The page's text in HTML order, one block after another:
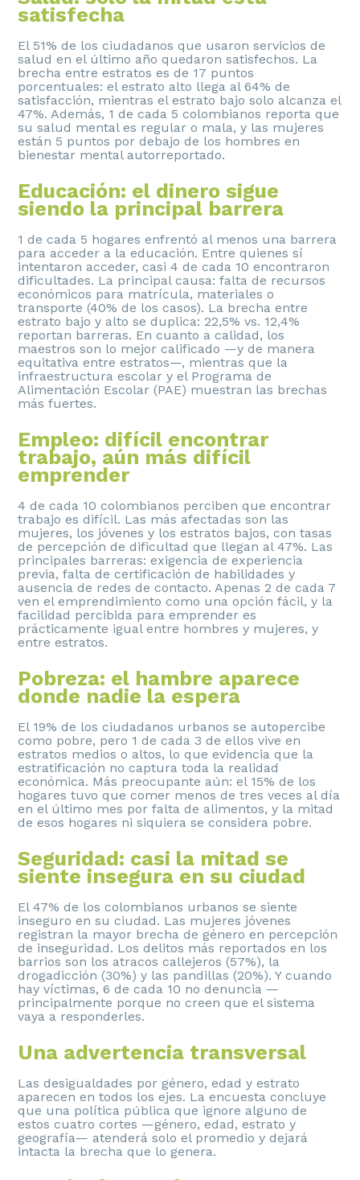
satisfecha
El 51% de los ciudadanos que usaron servicios de
salud en el último año quedaron satisfechos. La
brecha entre estratos es de 17 puntos
porcentuales: el estrato alto llega al 64% de
satisfacción, mientras el estrato bajo solo alcanza el
47%. Además, 1 de cada 5 colombianos reporta que
su salud mental es regular o mala, y las mujeres
están 5 puntos por debajo de los hombres en
bienestar mental autorreportado.
Educación: el dinero sigue
siendo la principal barrera
1 de cada 5 hogares enfrentó al menos una barrera
para acceder a la educación. Entre quienes sí
intentaron acceder, casi 4 de cada 10 encontraron
dificultades. La principal causa: falta de recursos
económicos para matrícula, materiales o
transporte (40% de los casos). La brecha entre
estrato bajo y alto se duplica: 22,5% vs. 12,4%
reportan barreras. En cuanto a calidad, los
maestros son lo mejor calificado —y de manera
equitativa entre estratos—, mientras que la
infraestructura escolar y el Programa de
Alimentación Escolar (PAE) muestran las brechas
más fuertes.
Empleo: difícil encontrar
trabajo, aún más difícil
emprender
4 de cada 10 colombianos perciben que encontrar
trabajo es difícil. Las más afectadas son las
mujeres, los jóvenes y los estratos bajos, con tasas
de percepción de dificultad que llegan al 47%. Las
principales barreras: exigencia de experiencia
previa, falta de certificación de habilidades y
ausencia de redes de contacto. Apenas 2 de cada 7
ven el emprendimiento como una opción fácil, y la
facilidad percibida para emprender es
prácticamente igual entre hombres y mujeres, y
entre estratos.
Pobreza: el hambre aparece
donde nadie la espera
El 19% de los ciudadanos urbanos se autopercibe
como pobre, pero 1 de cada 3 de ellos vive en
estratos medios o altos, lo que evidencia que la
estratificación no captura toda la realidad
económica. Más preocupante aún: el 15% de los
hogares tuvo que comer menos de tres veces al día
en el último mes por falta de alimentos, y la mitad
de esos hogares ni siquiera se considera pobre.
Seguridad: casi la mitad se
siente insegura en su ciudad
El 47% de los colombianos urbanos se siente
inseguro en su ciudad. Las mujeres jóvenes
registran la mayor brecha de género en percepción
de inseguridad. Los delitos más reportados en los
barrios son los atracos callejeros (57%), la
drogadicción (30%) y las pandillas (20%). Y cuando
hay víctimas, 6 de cada 10 no denuncia —
principalmente porque no creen que el sistema
vaya a responderles.
Una advertencia transversal
Las desigualdades por género, edad y estrato
aparecen en todos los ejes. La encuesta concluye
que una política pública que ignore alguno de
estos cuatro cortes —género, edad, estrato y
geografía— atenderá solo el promedio y dejará
intacta la brecha que lo genera.